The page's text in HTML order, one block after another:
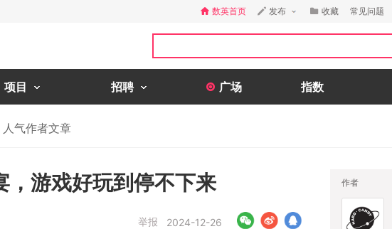
数英首页 发布 收藏 常见问题
项目 招聘 广场 指数
人气作者文章
，游戏好玩到停不下来
举报 2024-12-26
作者